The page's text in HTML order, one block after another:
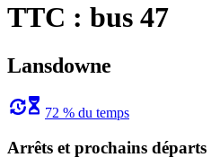
TTC : bus 47
Lansdowne
72 % du temps
Arrêts et prochains